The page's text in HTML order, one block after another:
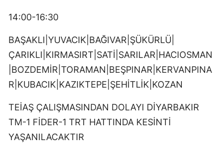
14:00-16:30
BAŞAKLI|YUVACIK|BAĞIVAR|ŞÜKÜRLÜ|
ÇARIKLI|KIRMASIRT|SATİ|SARILAR|HACIOSMAN
|BOZDEMİR|TORAMAN|BEŞPINAR|KERVANPINA
R|KUBACIK|KAZIKTEPE|ŞEHİTLİK|KOZAN
TEİAŞ ÇALIŞMASINDAN DOLAYI DİYARBAKIR
TM-1 FİDER-1 TRT HATTINDA KESİNTİ
YAŞANILACAKTIR